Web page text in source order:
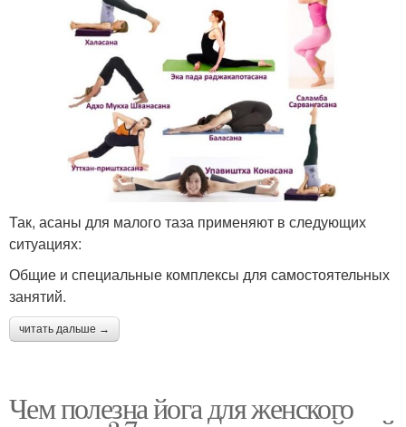
Так, асаны для малого таза применяют в следующих
ситуациях:
Общие и специальные комплексы для самостоятельных
занятий.
читать дальше →
Чем полезна йога для женского